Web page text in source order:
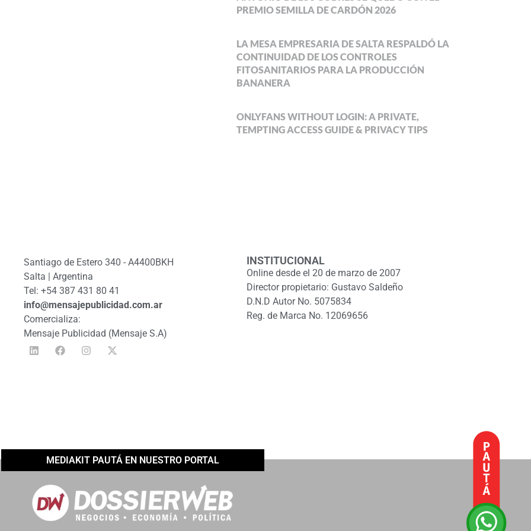
PREMIO SEMILLA DE CARDÓN 2026
LA MESA EMPRESARIA DE SALTA RESPALDÓ LA
CONTINUIDAD DE LOS CONTROLES
FITOSANITARIOS PARA LA PRODUCCIÓN
BANANERA
ONLYFANS WITHOUT LOGIN: A PRIVATE,
TEMPTING ACCESS GUIDE & PRIVACY TIPS
Santiago de Estero 340 - A4400BKH
Salta | Argentina
Tel: +54 387 431 80 41
info@mensajepublicidad.com.ar
Comercializa:
Mensaje Publicidad (Mensaje S.A)
INSTITUCIONAL
Online desde el 20 de marzo de 2007
Director propietario: Gustavo Saldeño
D.N.D Autor No. 5075834
Reg. de Marca No. 12069656
MEDIAKIT PAUTÁ EN NUESTRO PORTAL